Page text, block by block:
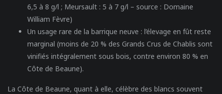
6,5 à 8 g/l ; Meursault : 5 à 7 g/l – source : Domaine
William Fèvre)
Un usage rare de la barrique neuve : l’élevage en fût reste
marginal (moins de 20 % des Grands Crus de Chablis sont
vinifiés intégralement sous bois, contre environ 80 % en
Côte de Beaune).
La Côte de Beaune, quant à elle, célèbre des blancs souvent